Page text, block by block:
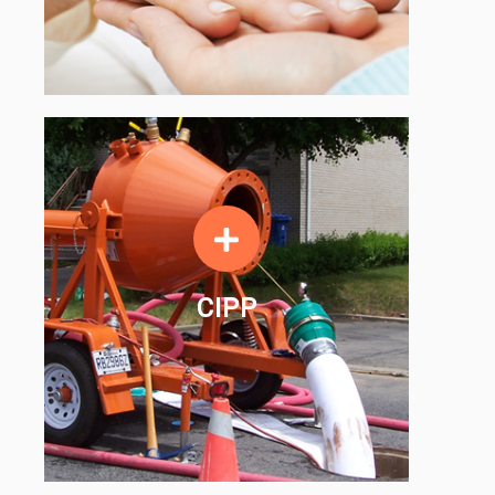
EN SAVOIR PLUS
CIPP
CIPP
EN SAVOIR PLUS